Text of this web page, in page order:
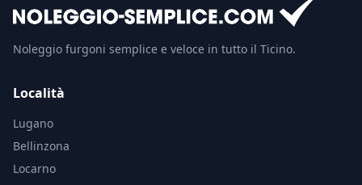
Noleggio furgoni semplice e veloce in tutto il Ticino.
Località
Lugano
Bellinzona
Locarno